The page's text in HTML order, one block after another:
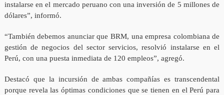
instalarse en el mercado peruano con una inversión de 5 millones de
dólares”, informó.
“También debemos anunciar que BRM, una empresa colombiana de
gestión de negocios del sector servicios, resolvió instalarse en el
Perú, con una puesta inmediata de 120 empleos”, agregó.
Destacó que la incursión de ambas compañías es transcendental
porque revela las óptimas condiciones que se tienen en el Perú para